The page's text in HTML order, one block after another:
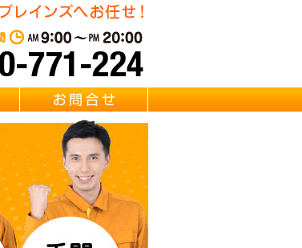
取扱い 【風呂釜・浴槽・給湯器・バスタブ・ガ
会社概要